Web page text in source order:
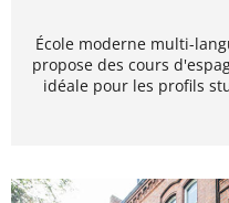
École moderne multi-
propose des cours
idéale pour les profils